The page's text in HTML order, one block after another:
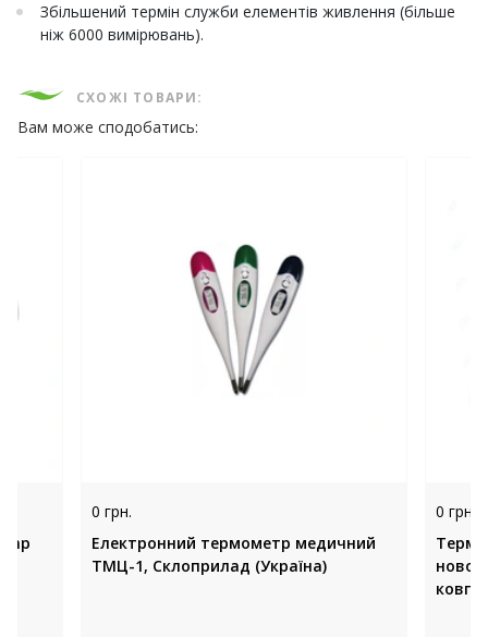
Збільшений термін служби елементів живлення (більше
ніж 6000 вимірювань).
СХОЖІ ТОВАРИ:
Вам може сподобатись:
0 грн.
Електронний термометр медичний
ТМЦ-1, Склоприлад (Україна)
0 грн.